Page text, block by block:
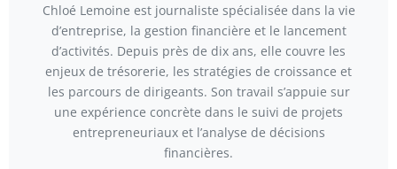
Chloé Lemoine est journaliste spécialisée dans la vie
d’entreprise, la gestion financière et le lancement
d’activités. Depuis près de dix ans, elle couvre les
enjeux de trésorerie, les stratégies de croissance et
les parcours de dirigeants. Son travail s’appuie sur
une expérience concrète dans le suivi de projets
entrepreneuriaux et l’analyse de décisions
financières.